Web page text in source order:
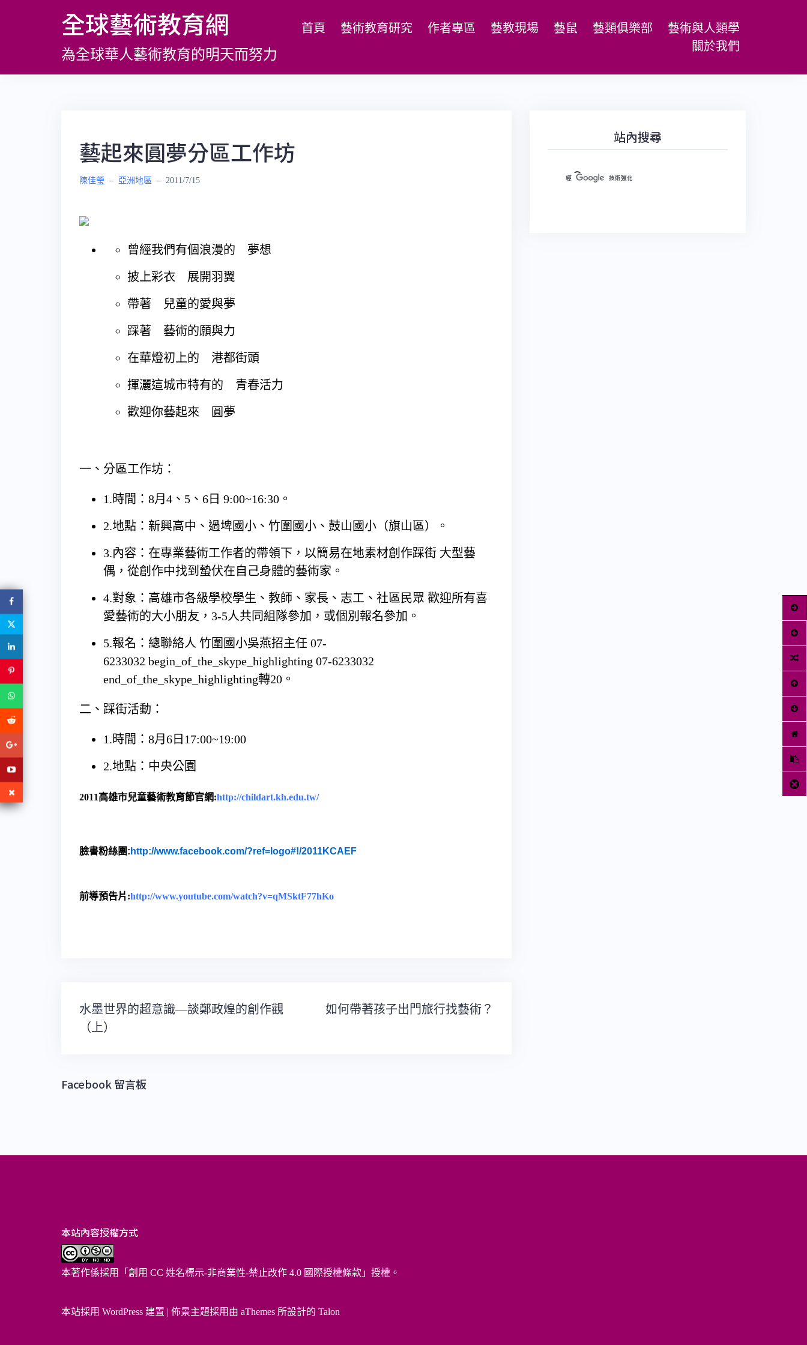
全球藝術教育網
為全球華人藝術教育的明天而努力
首頁 藝術教育研究 作者專區 藝教現場 藝鼠 藝類俱樂部
藝術與人類學
關於我們
藝起來圓夢分區工作坊
陳佳瑩 – 亞洲地區 – 2011/7/15
曾經我們有個浪漫的 夢想
披上彩衣 展開羽翼
帶著 兒童的愛與夢
踩著 藝術的願與力
在華燈初上的 港都街頭
揮灑這城市特有的 青春活力
歡迎你藝起來 圓夢
一、分區工作坊：
1.時間：8月4、5、6日 9:00~16:30。
2.地點：新興高中、過埤國小、竹圍國小、鼓山國小（旗山區）。
3.內容：在專業藝術工作者的帶領下，以簡易在地素材創作踩街 大型藝
偶，從創作中找到蟄伏在自己身體的藝術家。
4.對象：高雄市各級學校學生、教師、家長、志工、社區民眾 歡迎所有喜
愛藝術的大小朋友，3-5人共同組隊參加，或個別報名參加。
5.報名：總聯絡人 竹圍國小吳燕招主任 07-
6233032 begin_of_the_skype_highlighting 07-6233032
end_of_the_skype_highlighting轉20。
二、踩街活動：
1.時間：8月6日17:00~19:00
2.地點：中央公園
2011高雄市兒童藝術教育節官網:http://childart.kh.edu.tw/
臉書粉絲團: http://www.facebook.com/?ref=logo#!/2011KCAEF
前導預告片:http://www.youtube.com/watch?v=qMSktF77hKo
文
章
水墨世界的超意識—談鄭政煌的創作觀
（上）
如何帶著孩子出門旅行找藝術？
Facebook 留言板
站內搜尋
本站內容授權方式
本著作係採用「 創用 CC 姓名標示-非商業性-禁止改作 4.0 國際授權條款 」授權。
本站採用 WordPress 建置 | 佈景主題採用由 aThemes 所設計的 Talon